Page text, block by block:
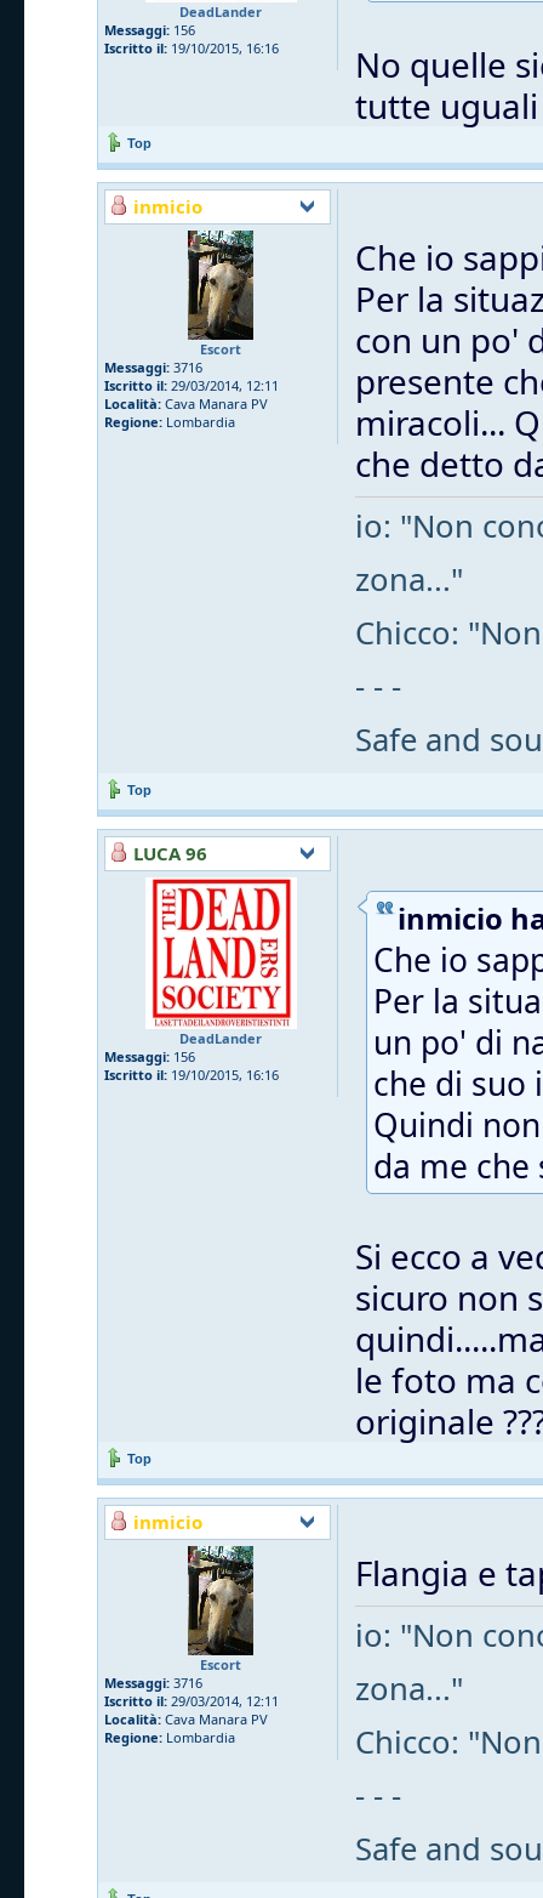
DeadLander
Messaggi: 156
Iscritto il: 19/10/2015, 16:16
No quelle
tutte uguali
Top
inmicio
Escort
Messaggi: 3716
Iscritto il: 29/03/2014, 12:11
Località: Cava Manara PV
Regione: Lombardia
Che io
Per la
con un po'
presente
miracoli...
che detto
io: "Non
zona..."
Chicco:
- - -
Safe and
Top
LUCA 96
DeadLander
Messaggi: 156
Iscritto il: 19/10/2015, 16:16
inmicio
Che io
Per la
un po' di
che di suo
Quindi
da me
Si ecco a
sicuro non
le foto ma
originale
Top
inmicio
Escort
Messaggi: 3716
Iscritto il: 29/03/2014, 12:11
Località: Cava Manara PV
Regione: Lombardia
Flangia e
io: "Non
zona..."
Chicco:
- - -
Safe and